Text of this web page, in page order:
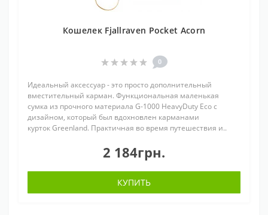
Кошелек Fjallraven Pocket Acorn
0
Идеальный аксессуар - это просто дополнительный
вместительный карман. Функциональная маленькая
сумка из прочного материала G-1000 HeavyDuty Eco с
дизайном, который был вдохновлен карманами
курток Greenland. Практичная во время путешествия и..
2 184грн.
КУПИТЬ